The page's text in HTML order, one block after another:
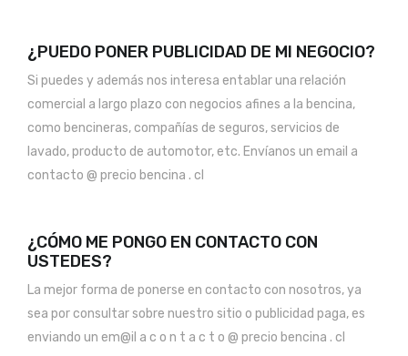
¿PUEDO PONER PUBLICIDAD DE MI NEGOCIO?
Si puedes y además nos interesa entablar una relación
comercial a largo plazo con negocios afines a la bencina,
como bencineras, compañías de seguros, servicios de
lavado, producto de automotor, etc. Envíanos un email a
contacto @ precio bencina . cl
¿CÓMO ME PONGO EN CONTACTO CON
USTEDES?
La mejor forma de ponerse en contacto con nosotros, ya
sea por consultar sobre nuestro sitio o publicidad paga, es
enviando un em@il a c o n t a c t o @ precio bencina . cl